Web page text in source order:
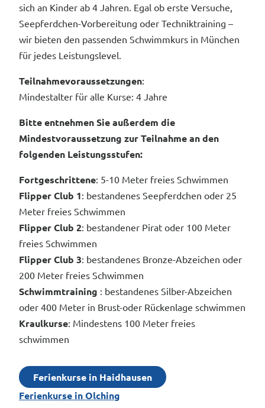
sich an Kinder ab 4 Jahren. Egal ob erste Versuche,
Seepferdchen-Vorbereitung oder Techniktraining –
wir bieten den passenden Schwimmkurs in München
für jedes Leistungslevel.
Teilnahmevoraussetzungen:
Mindestalter für alle Kurse: 4 Jahre
Bitte entnehmen Sie außerdem die
Mindestvoraussetzung zur Teilnahme an den
folgenden Leistungsstufen:
Fortgeschrittene: 5-10 Meter freies Schwimmen
Flipper Club 1: bestandenes Seepferdchen oder 25
Meter freies Schwimmen
Flipper Club 2: bestandener Pirat oder 100 Meter
freies Schwimmen
Flipper Club 3: bestandenes Bronze-Abzeichen oder
200 Meter freies Schwimmen
Schwimmtraining : bestandenes Silber-Abzeichen
oder 400 Meter in Brust-oder Rückenlage schwimmen
Kraulkurse: Mindestens 100 Meter freies
schwimmen
Ferienkurse in Haidhausen
Ferienkurse in Olching